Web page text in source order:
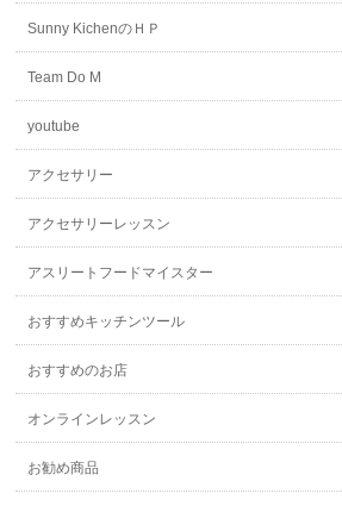
Sunny KichenのＨＰ
Team Do M
youtube
アクセサリー
アクセサリーレッスン
アスリートフードマイスター
おすすめキッチンツール
おすすめのお店
オンラインレッスン
お勧め商品